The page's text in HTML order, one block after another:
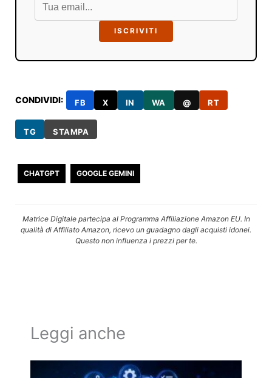
ISCRIVITI
CONDIVIDI: FB X IN WA @ RT
TG STAMPA
CHATGPT GOOGLE GEMINI
Matrice Digitale partecipa al Programma Affiliazione Amazon EU. In
qualità di Affiliato Amazon, ricevo un guadagno dagli acquisti idonei.
Questo non influenza i prezzi per te.
Leggi anche